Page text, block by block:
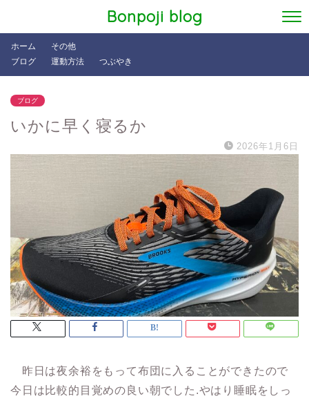
Bonpoji blog
ホーム
ブログ
その他
運動方法
つぶやき
ブログ
いかに早く寝るか
2026年1月6日
昨日は夜余裕をもって布団に入ることができたので
今日は比較的目覚めの良い朝でした.やはり睡眠をしっ